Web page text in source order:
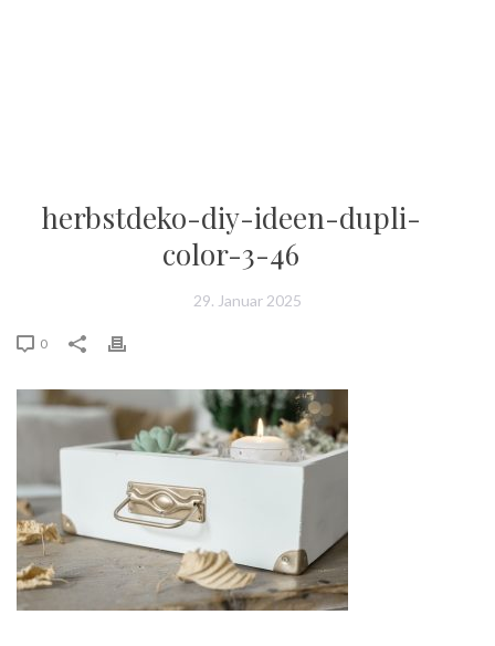
herbstdeko-diy-ideen-dupli-
color-3-46
29. Januar 2025
0